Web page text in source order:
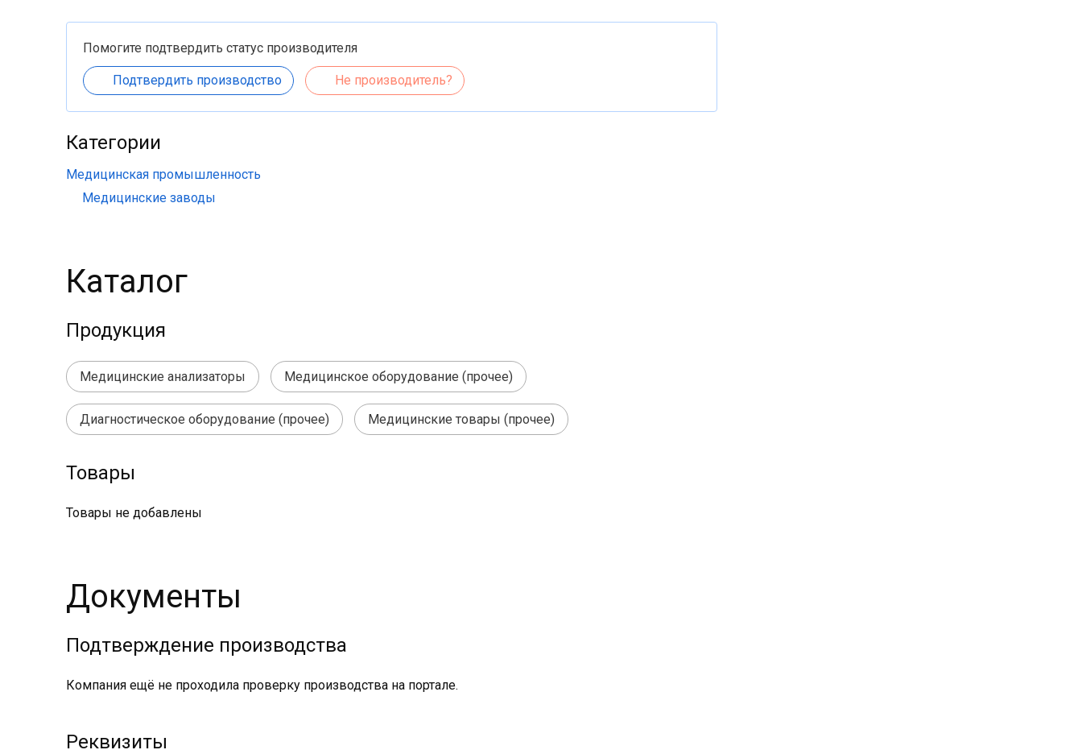
Помогите подтвердить статус производителя
Подтвердить производство Не производитель?
Категории
Медицинская промышленность
Медицинские заводы
Каталог
Продукция
Медицинские анализаторы Медицинское оборудование (прочее)
Диагностическое оборудование (прочее) Медицинские товары (прочее)
Товары
Товары не добавлены
Документы
Подтверждение производства
Компания ещё не проходила проверку производства на портале.
Реквизиты